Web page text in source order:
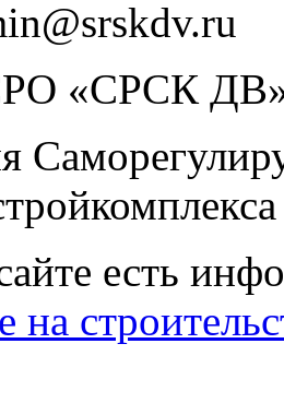
«СРСК
есть
на